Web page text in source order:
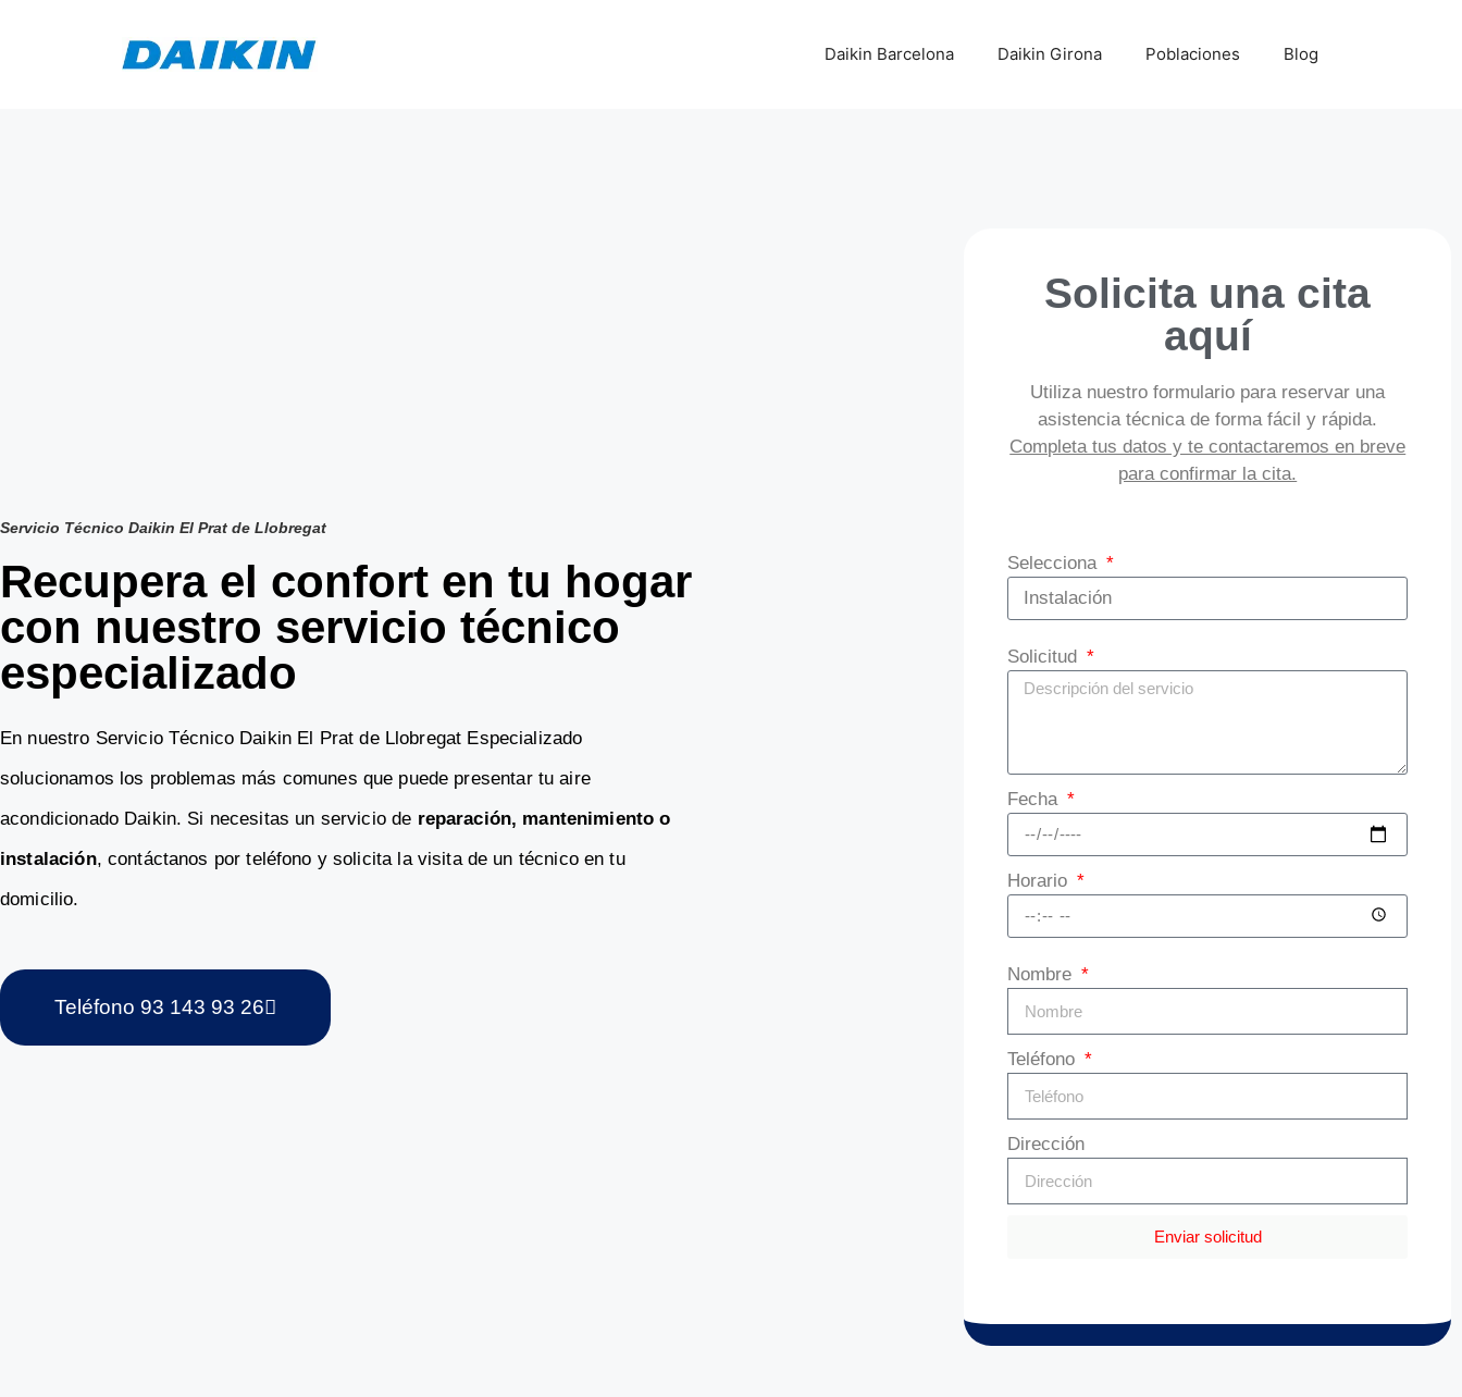
Daikin Barcelona Daikin Girona Poblaciones Blog
Servicio Técnico Daikin El Prat de Llobregat
Recupera el confort en tu hogar
con nuestro servicio técnico
especializado
En nuestro Servicio Técnico Daikin El Prat de Llobregat Especializado
solucionamos los problemas más comunes que puede presentar tu aire
acondicionado Daikin. Si necesitas un servicio de reparación, mantenimiento o
instalación, contáctanos por teléfono y solicita la visita de un técnico en tu
domicilio.
Teléfono 93 143 93 26
Solicita una cita
aquí
Utiliza nuestro formulario para reservar una
asistencia técnica de forma fácil y rápida.
Completa tus datos y te contactaremos en breve
para confirmar la cita.
Selecciona
Solicitud
Fecha
Horario
Nombre
Teléfono
Dirección
Enviar solicitud